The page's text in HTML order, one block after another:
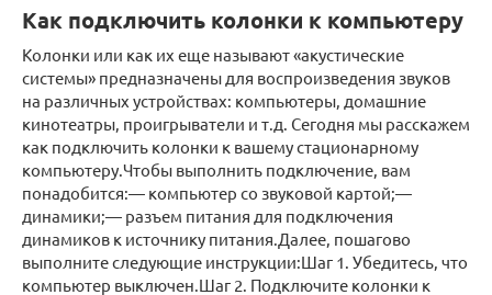
Как подключить колонки к компьютеру
Колонки или как их еще называют «акустические
системы» предназначены для воспроизведения звуков
на различных устройствах: компьютеры, домашние
кинотеатры, проигрыватели и т.д. Сегодня мы расскажем
как подключить колонки к вашему стационарному
компьютеру.Чтобы выполнить подключение, вам
понадобится:— компьютер со звуковой картой;—
динамики;— разъем питания для подключения
динамиков к источнику питания.Далее, пошагово
выполните следующие инструкции:Шаг 1. Убедитесь, что
компьютер выключен.Шаг 2. Подключите колонки к